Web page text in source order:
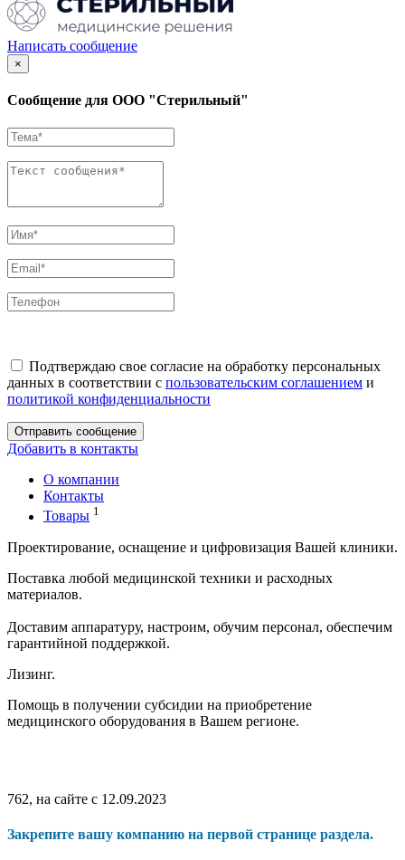
Написать сообщение
×
Сообщение для ООО "Стерильный"
Подтверждаю свое согласие на обработку персональных
данных в соответствии с пользовательским соглашением и
политикой конфиденциальности
Отправить сообщение
Добавить в контакты
О компании
Контакты
Товары 1
Проектирование, оснащение и цифровизация Вашей клиники.
Поставка любой медицинской техники и расходных
материалов.
Доставим аппаратуру, настроим, обучим персонал, обеспечим
гарантийной поддержкой.
Лизинг.
Помощь в получении субсидии на приобретение
медицинского оборудования в Вашем регионе.
762, на сайте с 12.09.2023
Закрепите вашу компанию на первой странице раздела.